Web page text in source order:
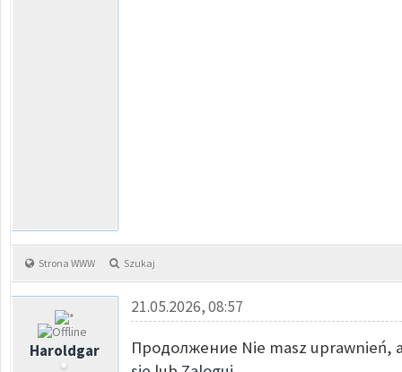
Strona WWW Szukaj
Haroldgar
21.05.2026, 08:57
Продолжение Nie masz uprawnień,